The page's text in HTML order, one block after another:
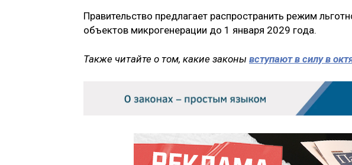
Правительство предлагает распространить режим
объектов микрогенерации до 1 января 2029 года.
Также читайте о том, какие законы вступают в силу в